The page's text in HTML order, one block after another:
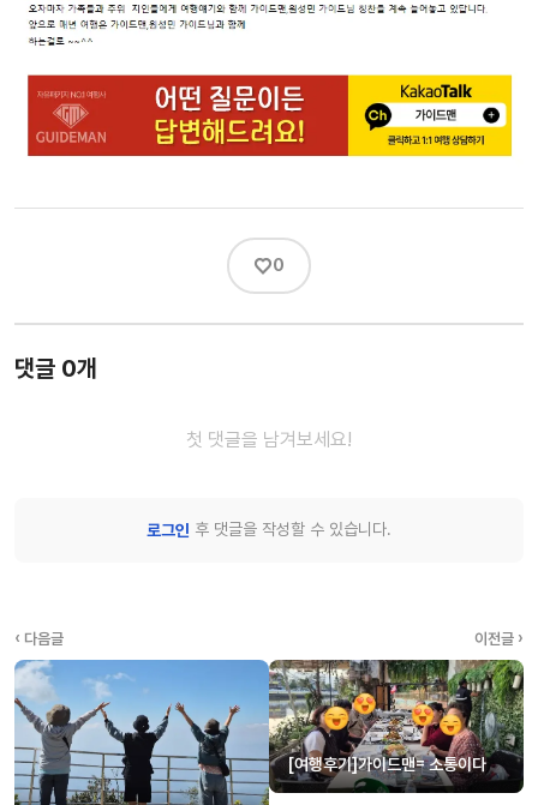
♡0
댓글 0개
첫 댓글을 남겨보세요!
로그인 후 댓글을 작성할 수 있습니다.
‹ 다음글 이전글 ›
[여행후기]가이드맨= 소통이다